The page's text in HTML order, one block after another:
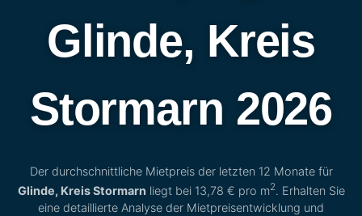
Glinde, Kreis
Stormarn 2026
Der durchschnittliche Mietpreis der letzten 12 Monate für
Glinde, Kreis Stormarn liegt bei 13,78 € pro m2. Erhalten Sie
eine detaillierte Analyse der Mietpreisentwicklung und